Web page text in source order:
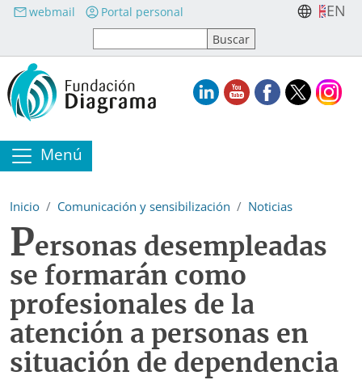
Pasar al contenido principal
webmail Portal personal EN
Menú
Inicio Comunicación y sensibilización Noticias
Personas desempleadas
se formarán como
profesionales de la
atención a personas en
situación de dependencia